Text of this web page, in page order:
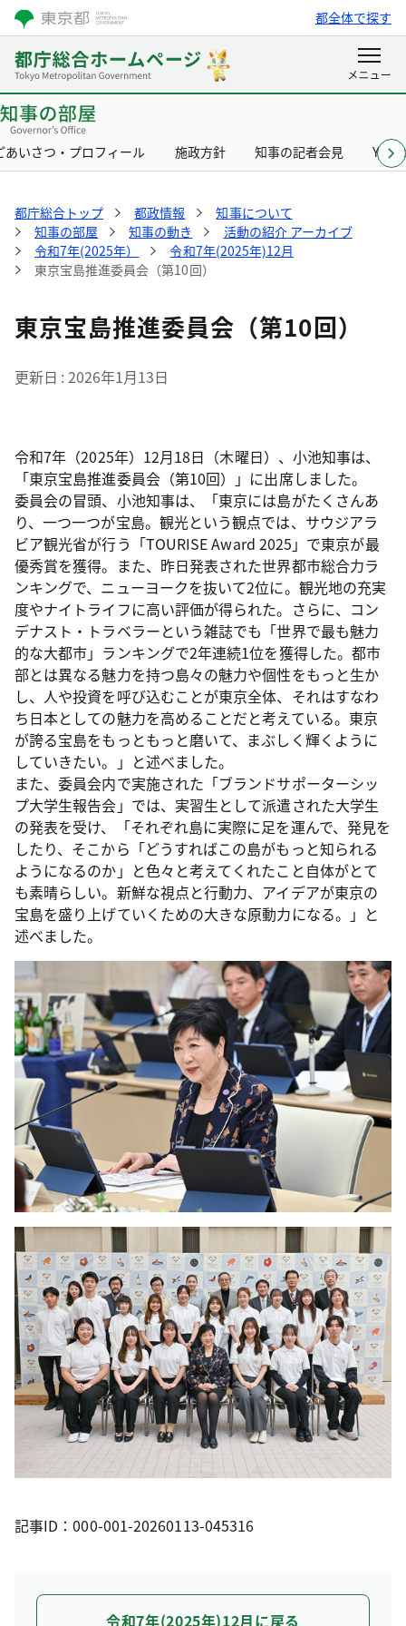
都全体で探す
あいさつ・プロフィール 施政方針 知事の記者会見
都庁総合トップ 都政情報
知事について
知事の部屋
知事の動き
活動の紹介 アーカイブ
令和7年(2025年）
令和7年(2025年)12月
東京宝島推進委員会（第10回）
東京宝島推進委員会（第10回）
更新日 2026年1月13日
令和7年（2025年）12月18日（木曜日）、小池知事は、
「東京宝島推進委員会（第10回）」に出席しました。
委員会の冒頭、小池知事は、「東京には島がたくさんあ
り、一つ一つが宝島。観光という観点では、サウジアラ
ビア観光省が行う「TOURISE Award 2025」で東京が最
優秀賞を獲得。また、昨日発表された世界都市総合力ラ
ンキングで、ニューヨークを抜いて2位に。観光地の充実
度やナイトライフに高い評価が得られた。さらに、コン
デナスト・トラベラーという雑誌でも「世界で最も魅力
的な大都市」ランキングで2年連続1位を獲得した。都市
部とは異なる魅力を持つ島々の魅力や個性をもっと生か
し、人や投資を呼び込むことが東京全体、それはすなわ
ち日本としての魅力を高めることだと考えている。東京
が誇る宝島をもっともっと磨いて、まぶしく輝くように
していきたい。」と述べました。
また、委員会内で実施された「ブランドサポーターシッ
プ大学生報告会」では、実習生として派遣された大学生
の発表を受け、「それぞれ島に実際に足を運んで、発見を
したり、そこから「どうすればこの島がもっと知られる
ようになるのか」と色々と考えてくれたこと自体がとて
も素晴らしい。新鮮な視点と行動力、アイデアが東京の
宝島を盛り上げていくための大きな原動力になる。」と
述べました。
記事ID：000-001-20260113-045316
令和7年(2025年)12月に戻る